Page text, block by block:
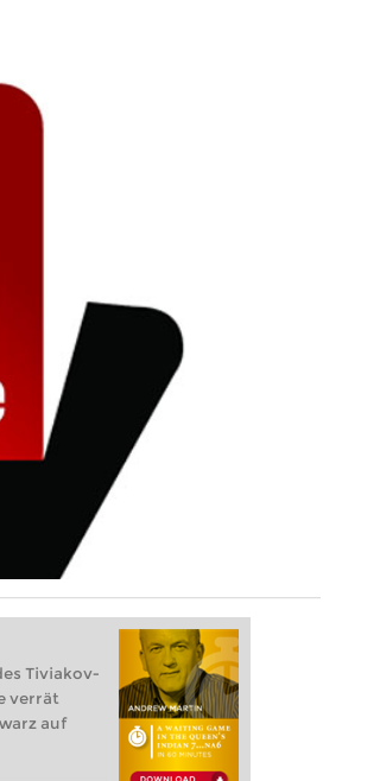
Tiviakov-
verrät
auf